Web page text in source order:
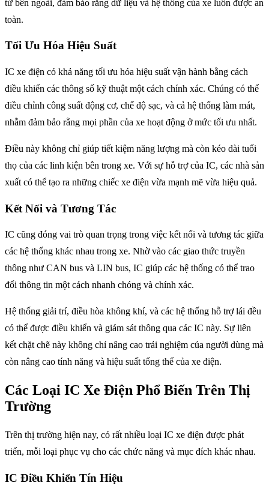
từ bên ngoài, đảm bảo rằng dữ liệu và hệ thống của xe luôn được an
toàn.
Tối Ưu Hóa Hiệu Suất
IC xe điện có khả năng tối ưu hóa hiệu suất vận hành bằng cách
điều khiển các thông số kỹ thuật một cách chính xác. Chúng có thể
điều chỉnh công suất động cơ, chế độ sạc, và cả hệ thống làm mát,
nhằm đảm bảo rằng mọi phần của xe hoạt động ở mức tối ưu nhất.
Điều này không chỉ giúp tiết kiệm năng lượng mà còn kéo dài tuổi
thọ của các linh kiện bên trong xe. Với sự hỗ trợ của IC, các nhà sản
xuất có thể tạo ra những chiếc xe điện vừa mạnh mẽ vừa hiệu quả.
Kết Nối và Tương Tác
IC cũng đóng vai trò quan trọng trong việc kết nối và tương tác giữa
các hệ thống khác nhau trong xe. Nhờ vào các giao thức truyền
thông như CAN bus và LIN bus, IC giúp các hệ thống có thể trao
đổi thông tin một cách nhanh chóng và chính xác.
Hệ thống giải trí, điều hòa không khí, và các hệ thống hỗ trợ lái đều
có thể được điều khiển và giám sát thông qua các IC này. Sự liên
kết chặt chẽ này không chỉ nâng cao trải nghiệm của người dùng mà
còn nâng cao tính năng và hiệu suất tổng thể của xe điện.
Các Loại IC Xe Điện Phổ Biến Trên Thị
Trường
Trên thị trường hiện nay, có rất nhiều loại IC xe điện được phát
triển, mỗi loại phục vụ cho các chức năng và mục đích khác nhau.
IC Điều Khiển Tín Hiệu